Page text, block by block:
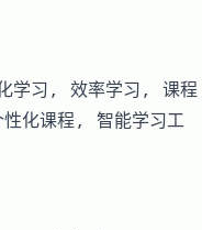
学习, 效率学习, 课程
化课程, 智能学习工